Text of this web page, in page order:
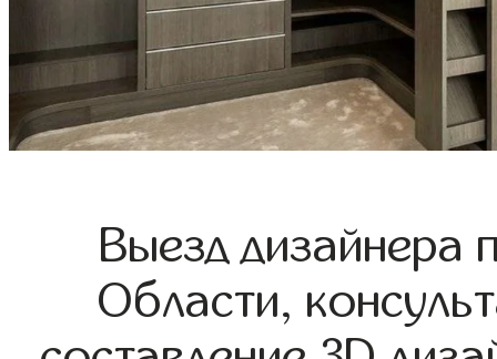
Выезд дизайнера
Области,